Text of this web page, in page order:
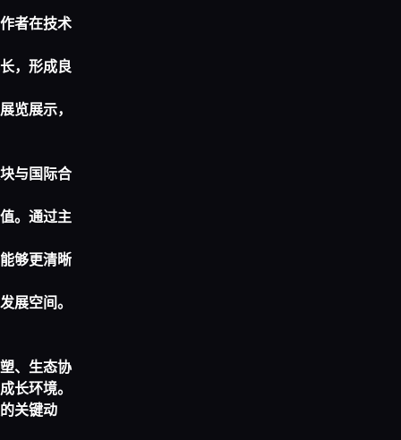
者在技术
，形成良
览展示，
与国际合
。通过主
够更清晰
展空间。
、生态协
长环境。
关键动